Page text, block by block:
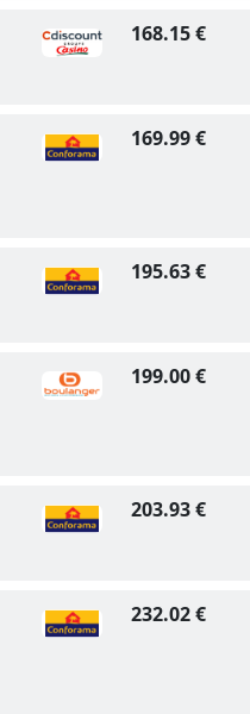
168.15 €
169.99 €
195.63 €
199.00 €
203.93 €
232.02 €